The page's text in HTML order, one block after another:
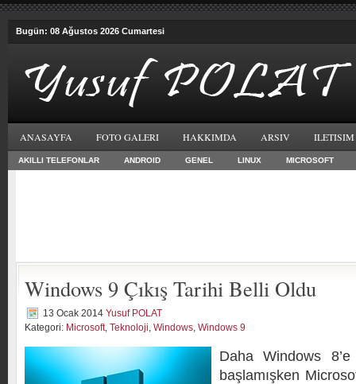
Bugün: 08 Ağustos 2026 Cumartesi
ANASAYFA FOTO GALERI HAKKIMDA ARSIV ILETISIM
AKILLI TELEFONLAR ANDROID GENEL LINUX MICROSOFT
Windows 9 Çıkış Tarihi Belli Oldu
13 Ocak 2014 Yusuf POLAT
Kategori: Microsoft, Teknoloji, Windows, Windows 9
Daha Windows
başlamışken